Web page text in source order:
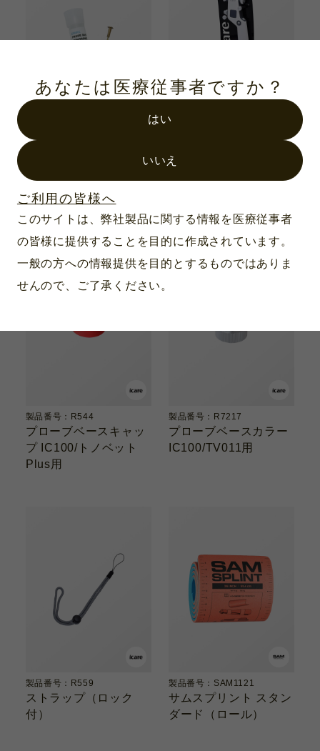
あなたは医療従事者ですか？
はい
いいえ
ご利用の皆様へ
このサイトは、弊社製品に関する情報を医療従事者
の皆様に提供することを目的に作成されています。
一般の方への情報提供を目的とするものではありま
せんので、ご了承ください。
プローブベース トノラ
アイケア/アイケア
IC100/トノベット/トノ
製品番号：R544
プローブベースキャッ
プ IC100/トノベット
Plus用
製品番号：R7217
プローブベースカラー
IC100/TV011用
製品番号：R559
ストラップ（ロック
付）
製品番号：SAM1121
サムスプリント スタン
ダード（ロール）